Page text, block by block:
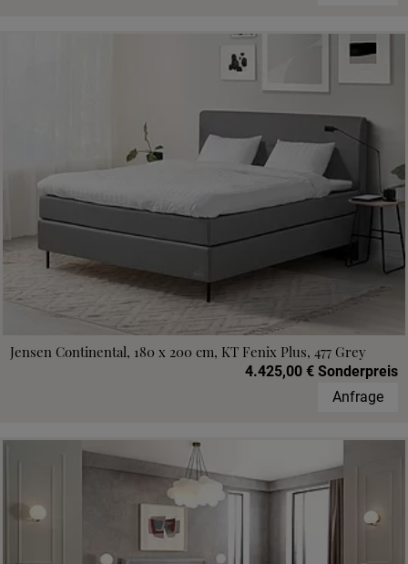
Jensen Continental, 180 x 200 cm, KT Fenix Plus, 477 Grey
4.425,00 € Sonderpreis
Anfrage